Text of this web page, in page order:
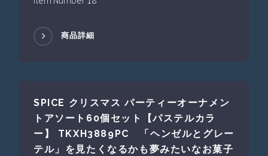
商品詳細
SPICE クリスマス パーティーオーナメン
トアソート60個セット【パステルカラ
ー】 TKXH3889PC 「ヘンゼルとグレー
テル」を見たくなるかも夢みたいなお菓子